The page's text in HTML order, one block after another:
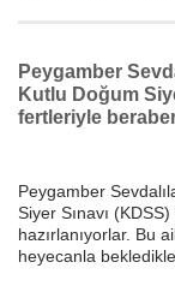
Peygamber
Kutlu Doğum
fertleriyle
Peygamber
Siyer Sınavı
hazırlanıyorlar. Bu
heyecanla